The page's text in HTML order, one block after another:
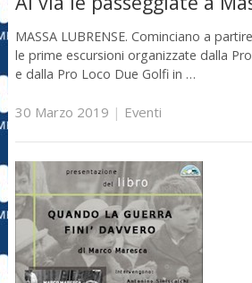
MASSA LUBRENSE. Cominciano a
le prime escursioni organizzate dalla
e dalla Pro Loco Due Golfi in …
30 Marzo 2019 | Eventi